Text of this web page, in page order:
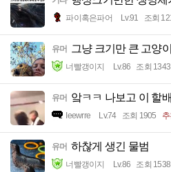
파이혹은파어 Lv.91 조회
유머 그냥 크기만 큰 고양
너빨갱이지 Lv.86 조회 1343
유머 앜ㅋㅋ 나보고 이 할
Ieewrre Lv.74 조회 1905
유머 하찮게 생긴 물범
너빨갱이지 Lv.86 조회 1538